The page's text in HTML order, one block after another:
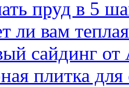
пруд в 5
ли вам
сайдинг
плитка